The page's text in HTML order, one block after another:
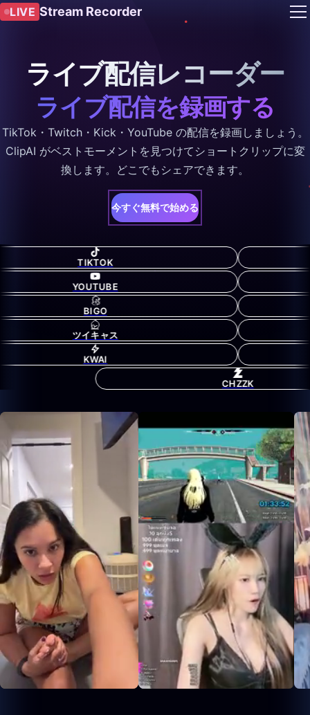
LIVE Stream Recorder
ライブ配信レコーダー
ライブ配信を録画する
TikTok・Twitch・Kick・YouTube の配信を録画しましょう。
ClipAI がベストモーメントを見つけてショートクリップに変
換します。どこでもシェアできます。
今すぐ無料で始める
TIKTOK
YOUTUBE
BIGO
ツイキャス
KWAI
CHZZK